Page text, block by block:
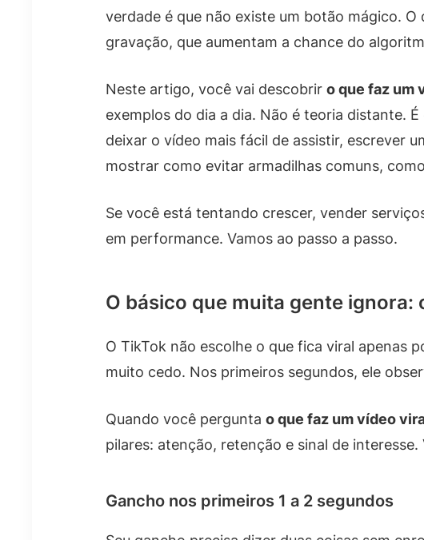
verdade é que não existe um botão mágico.
gravação, que aumentam a chance do
Neste artigo, você vai descobrir o que faz um
exemplos do dia a dia. Não é teoria distante.
deixar o vídeo mais fácil de assistir, escrever
mostrar como evitar armadilhas comuns,
Se você está tentando crescer, vender
em performance. Vamos ao passo a passo.
O básico que muita gente
O TikTok não escolhe o que fica viral apenas
muito cedo. Nos primeiros segundos, ele
Quando você pergunta o que faz um vídeo
pilares: atenção, retenção e sinal de
Gancho nos primeiros 1 a 2 segundos